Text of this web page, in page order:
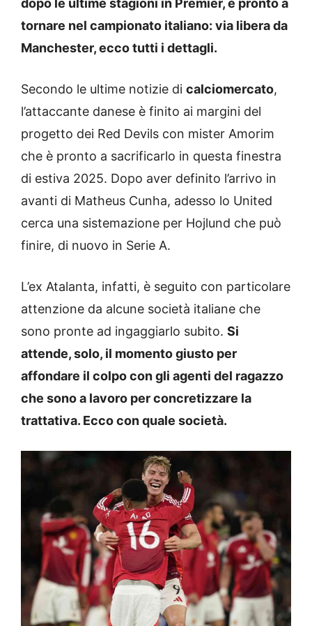
dopo le ultime stagioni in Premier, è pronto a
tornare nel campionato italiano: via libera da
Manchester, ecco tutti i dettagli.
Secondo le ultime notizie di calciomercato,
l’attaccante danese è finito ai margini del
progetto dei Red Devils con mister Amorim
che è pronto a sacrificarlo in questa finestra
di estiva 2025. Dopo aver definito l’arrivo in
avanti di Matheus Cunha, adesso lo United
cerca una sistemazione per Hojlund che può
finire, di nuovo in Serie A.
L’ex Atalanta, infatti, è seguito con particolare
attenzione da alcune società italiane che
sono pronte ad ingaggiarlo subito. Si
attende, solo, il momento giusto per
affondare il colpo con gli agenti del ragazzo
che sono a lavoro per concretizzare la
trattativa. Ecco con quale società.